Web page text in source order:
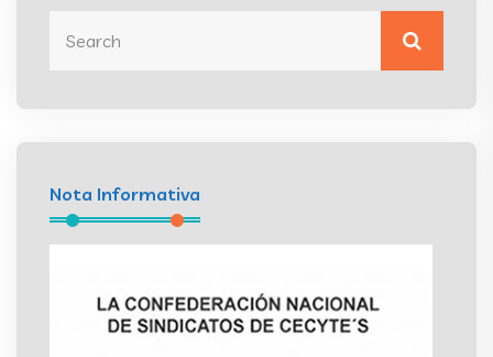
Nota Informativa